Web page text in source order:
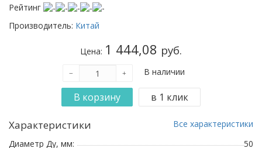
Рейтинг
Производитель: Китай
Цена: 1 444,08 руб.
В наличии
Характеристики
Все характеристики
Диаметр Ду, мм:
50